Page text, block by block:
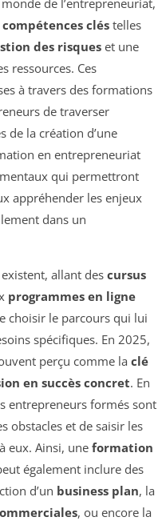
compétences clés telles
des risques et une
ressources. Ces
à travers des formations
de traverser
de la création d’une
en entrepreneuriat
qui permettront
appréhender les enjeux
dans un
allant des cursus
programmes en ligne
choisir le parcours qui lui
spécifiques. En 2025,
perçu comme la clé
en succès concret. En
entrepreneurs formés sont
obstacles et de saisir les
eux. Ainsi, une formation
également inclure des
d’un business plan, la
, ou encore la